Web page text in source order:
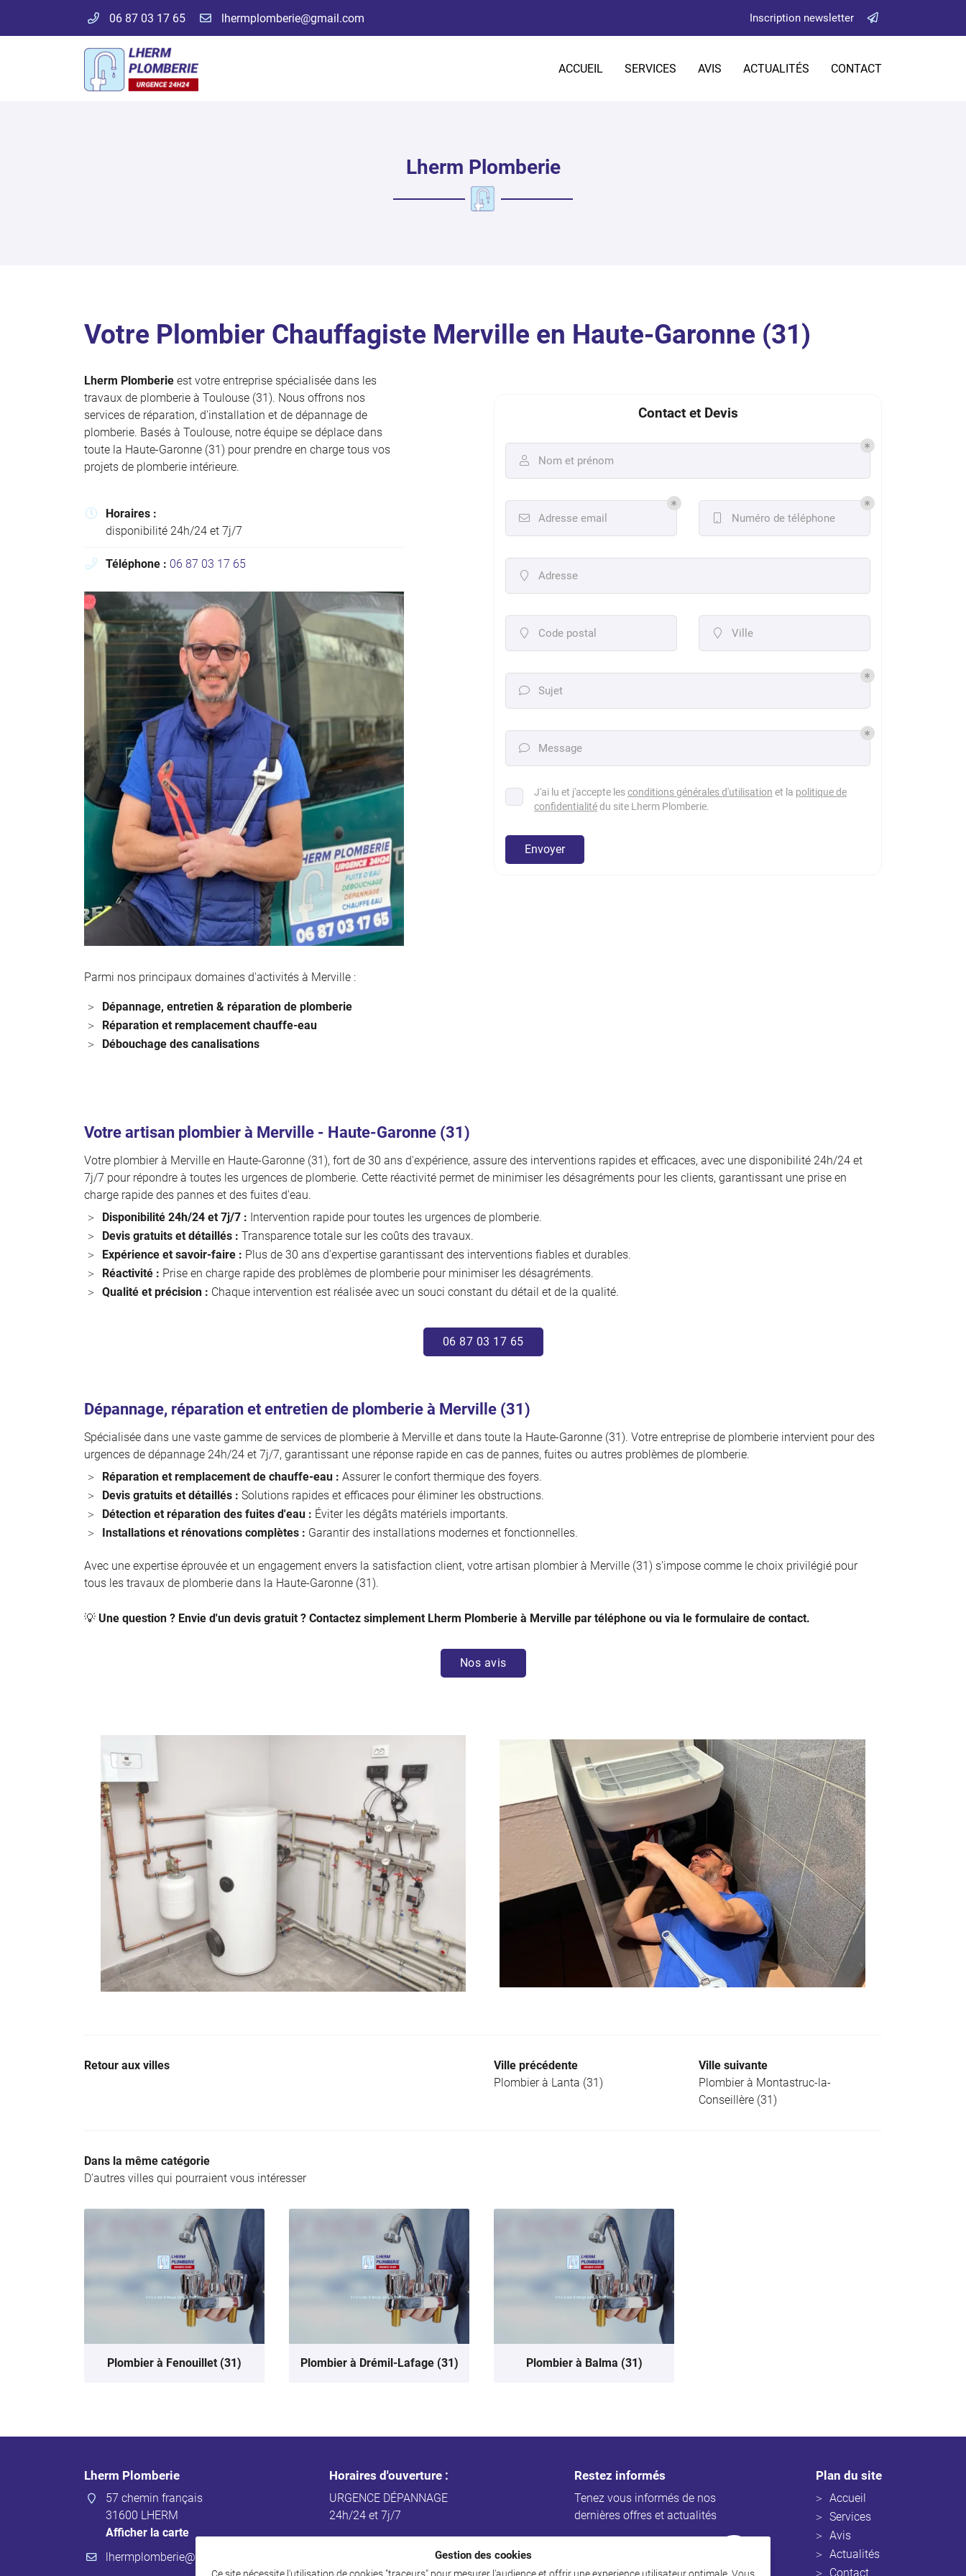
06 87 03 17 65 Inscription newsletter
ACCUEIL SERVICES AVIS ACTUALITÉS CONTACT
31600 LHERM
Code Captcha
En cochant cette case, vous consentez à recevoir nos propositions commerciales à
l'adresse email indiqué ci-dessus. Vous pouvez vous désinscrire à tout moment en
le formulaire de désinscription
Inscription
Lherm Plomberie
Votre Plombier Chauffagiste Merville en Haute-Garonne (31)
Lherm Plomberie est votre entreprise spécialisée dans les
travaux de plomberie à Toulouse (31). Nous offrons nos
services de réparation, d'installation et de dépannage de
plomberie. Basés à Toulouse, notre équipe se déplace dans
toute la Haute-Garonne (31) pour prendre en charge tous vos
projets de plomberie intérieure.

Horaires :
disponibilité 24h/24 et 7j/7
 Téléphone : 06 87 03 17 65
Parmi nos principaux domaines d'activités à Merville :
Dépannage, entretien & réparation de plomberie
Réparation et remplacement chauffe-eau
Débouchage des canalisations
Contact et Devis
 Nom et prénom
 Adresse email Numéro de téléphone
 Adresse
 Code postal  Ville
 Sujet
 Message
J'ai lu et j'accepte lesconditions générales d'utilisation et la politique de
confidentialitédu site Lherm Plomberie.
Envoyer
Votre artisan plombier à Merville - Haute-Garonne (31)
Votre plombier à Merville en Haute-Garonne (31), fort de 30 ans d'expérience, assure des interventions rapides et efficaces, avec une disponibilité 24h/24 et
7j/7 pour répondre à toutes les urgences de plomberie. Cette réactivité permet de minimiser les désagréments pour les clients, garantissant une prise en
charge rapide des pannes et des fuites d'eau.
Disponibilité 24h/24 et 7j/7 : Intervention rapide pour toutes les urgences de plomberie.
Devis gratuits et détaillés : Transparence totale sur les coûts des travaux.
Expérience et savoir-faire : Plus de 30 ans d'expertise garantissant des interventions fiables et durables.
Réactivité : Prise en charge rapide des problèmes de plomberie pour minimiser les désagréments.
Qualité et précision : Chaque intervention est réalisée avec un souci constant du détail et de la qualité.
06 87 03 17 65
Dépannage, réparation et entretien de plomberie à Merville (31)
Spécialisée dans une vaste gamme de services de plomberie à Merville et dans toute la Haute-Garonne (31). Votre entreprise de plomberie intervient pour des
urgences de dépannage 24h/24 et 7j/7, garantissant une réponse rapide en cas de pannes, fuites ou autres problèmes de plomberie.
Réparation et remplacement de chauffe-eau : Assurer le confort thermique des foyers.
Devis gratuits et détaillés : Solutions rapides et efficaces pour éliminer les obstructions.
Détection et réparation des fuites d'eau : Éviter les dégâts matériels importants.
Installations et rénovations complètes : Garantir des installations modernes et fonctionnelles.
Avec une expertise éprouvée et un engagement envers la satisfaction client, votre artisan plombier à Merville (31) s'impose comme le choix privilégié pour
tous les travaux de plomberie dans la Haute-Garonne (31).
💡 Une question ? Envie d'un devis gratuit ? Contactez simplement Lherm Plomberie à Merville par téléphone ou via le formulaire de contact.
Nos avis
Retour aux villes
Ville précédente
Plombier à Lanta (31)
Ville suivante
Plombier à Montastruc-la-
Conseillère (31)
Dans la même catégorie
D'autres villes qui pourraient vous intéresser
Plombier à Fenouillet (31) Plombier à Drémil-Lafage (31) Plombier à Balma (31)
Lherm Plomberie
57 chemin français
31600 LHERM
Afficher la carte
Horaires d'ouverture :
URGENCE DÉPANNAGE
24h/24 et 7j/7
Restez informés
Tenez vous informés de nos
dernières offres et actualités
Plan du site
Accueil
Services
Avis
Actualités
Contact
Gestion des cookies